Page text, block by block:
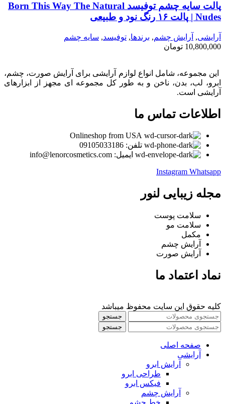
پالت سایه چشم توفیسد Born This Way The Natural
Nudes | پالت ۱۶ رنگ نود و طبیعی
آرایشی, آرايش چشم, برندها, توفيسد, سايه چشم
10,800,000 تومان
این مجموعه، شامل انواع لوازم آرایشی برای آرایش صورت، چشم،
ابرو، لب، بدن، ناخن و به طور کل مجموعه ای مجهز از ابزارهای
آرایشی است.
اطلاعات تماس ما
Onlineshop from USA
تلفن: 09105033186
ایمیل: info@lenorcosmetics.com
Instagram Whatsapp
مجله زیبایی لنور
سلامت پوست
سلامت مو
مکمل
آرایش چشم
آرایش صورت
نماد اعتماد ما
کلیه حقوق این سایت محفوظ میباشد
جستجو
جستجو
صفحه اصلی
آرایشی
آرايش ابرو
طراحی ابرو
فیکس ابرو
آرايش چشم
خط چشم